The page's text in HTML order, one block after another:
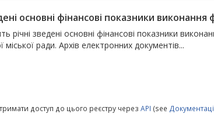
основні фінансові показники виконання
річні зведені основні фінансові показники
ради. Архів електронних документів...
доступ до цього реєстру через API (see